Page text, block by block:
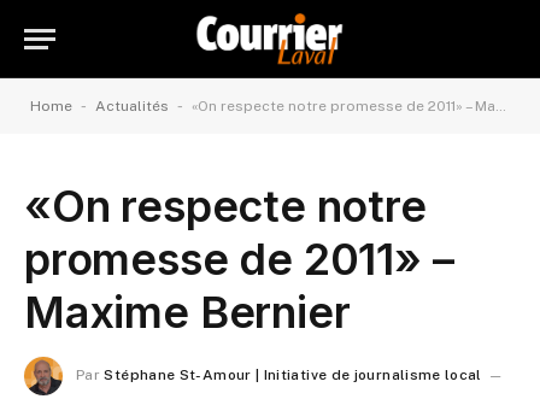
Home - Actualités - «On respecte notre promesse de 2011» – Maxime Bernier
«On respecte notre
promesse de 2011» –
Maxime Bernier
Par Stéphane St-Amour | Initiative de journalisme local